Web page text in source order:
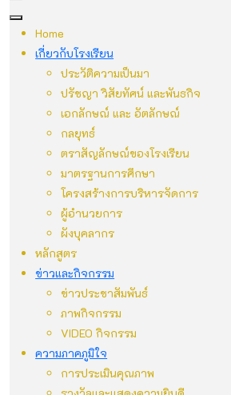
Home
เกี่ยวกับโรงเรียน
ประวัติความเป็นมา
ปรัชญา วิสัยทัศน์ และพันธกิจ
เอกลักษณ์ และ อัตลักษณ์
กลยุทธ์
ตราสัญลักษณ์ของโรงเรียน
มาตรฐานการศึกษา
โครงสร้างการบริหารจัดการ
ผู้อำนวยการ
ผังบุคลากร
หลักสูตร
ข่าวและกิจกรรม
ข่าวประชาสัมพันธ์
ภาพกิจกรรม
VIDEO กิจกรรม
ความภาคภูมิใจ
การประเมินคุณภาพ